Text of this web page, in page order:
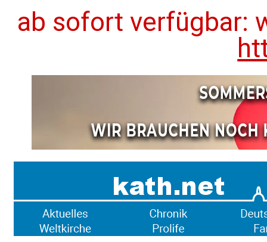
ab sofort verfügbar: